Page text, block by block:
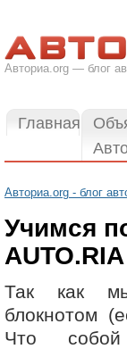
Авториа.org — блог
Главная
Авториа.org - блог
Учимся
AUTO.RIA
Так как мы
блокнотом
Что собой